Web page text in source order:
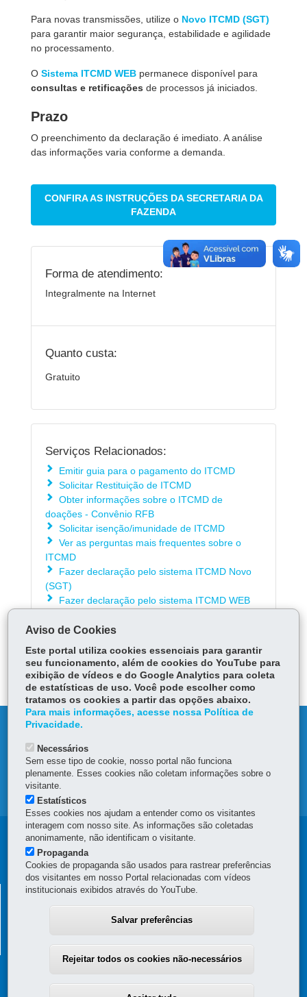
Para novas transmissões, utilize o Novo ITCMD (SGT)
para garantir maior segurança, estabilidade e agilidade
no processamento.
O Sistema ITCMD WEB permanece disponível para
consultas e retificações de processos já iniciados.
Prazo
O preenchimento da declaração é imediato. A análise
das informações varia conforme a demanda.
CONFIRA AS INSTRUÇÕES DA SECRETARIA DA
FAZENDA
Forma de atendimento:
Integralmente na Internet
Quanto custa:
Gratuito
Serviços Relacionados:
Emitir guia para o pagamento do ITCMD
Solicitar Restituição de ITCMD
Obter informações sobre o ITCMD de
doações - Convênio RFB
Solicitar isenção/imunidade de ITCMD
Ver as perguntas mais frequentes sobre o
ITCMD
Fazer declaração pelo sistema ITCMD Novo
(SGT)
Fazer declaração pelo sistema ITCMD WEB
ÓRGÃO RESPONSÁVEL
DEIXE SUA OPINIÃO
MAPA DO SITE
DENUNCIE CORRUPÇÃO
OUVIDORIA
Navegação
principal
SECRETARIA DA FAZENDA
MAPA
Aviso de Cookies
Este portal utiliza cookies essenciais para garantir
seu funcionamento, além de cookies do YouTube para
exibição de vídeos e do Google Analytics para coleta
de estatísticas de uso. Você pode escolher como
tratamos os cookies a partir das opções abaixo.
Para mais informações, acesse nossa Política de
Privacidade.
Necessários
Sem esse tipo de cookie, nosso portal não funciona
plenamente. Esses cookies não coletam informações sobre o
visitante.
Estatísticos
Esses cookies nos ajudam a entender como os visitantes
interagem com nosso site. As informações são coletadas
anonimamente, não identificam o visitante.
Propaganda
Cookies de propaganda são usados para rastrear preferências
dos visitantes em nosso Portal relacionadas com vídeos
institucionais exibidos através do YouTube.
Salvar preferências
Rejeitar todos os cookies não-necessários